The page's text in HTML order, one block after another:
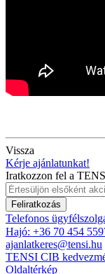
Vissza
Kérje ajánlatunkat!
Iratkozzon fel a
Feliratkozás
Telefonos
Hajó: +36 70 454
ajanlatkeres@tensi.hu
TENSI CIB
Oldaltérkép